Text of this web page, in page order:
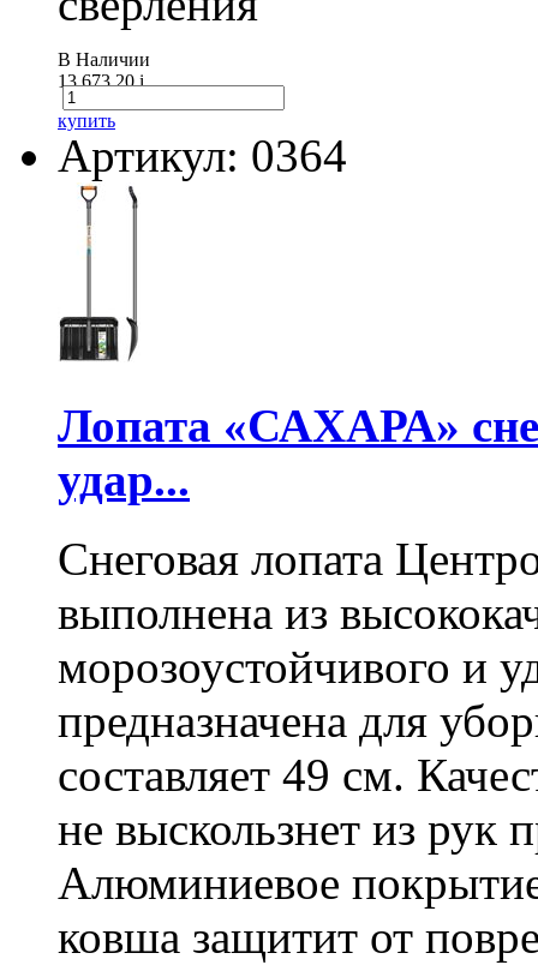
В Наличии
13 673.20i
купить
Артикул: 0364
Лопата «САХАРА»
удар...
Снеговая лопата
выполнена из
морозоустойчивого и
предназначена для
составляет 49 см.
не выскользнет из рук
Алюминиевое
ковша защитит от